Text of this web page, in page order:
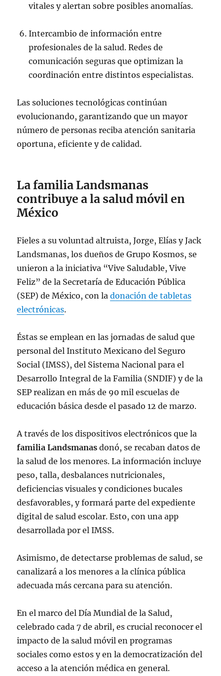
vitales y alertan sobre posibles anomalías.
Intercambio de información entre
profesionales de la salud. Redes de
comunicación seguras que optimizan la
coordinación entre distintos especialistas.
Las soluciones tecnológicas continúan
evolucionando, garantizando que un mayor
número de personas reciba atención sanitaria
oportuna, eficiente y de calidad.
La familia Landsmanas
contribuye a la salud móvil en
México
Fieles a su voluntad altruista, Jorge, Elías y Jack
Landsmanas, los dueños de Grupo Kosmos, se
unieron a la iniciativa “Vive Saludable, Vive
Feliz” de la Secretaría de Educación Pública
(SEP) de México, con ladonación de tabletas
electrónicas.
Éstas se emplean en las jornadas de salud que
personal del Instituto Mexicano del Seguro
Social (IMSS), del Sistema Nacional para el
Desarrollo Integral de la Familia (SNDIF) y de la
SEP realizan en más de 90 mil escuelas de
educación básica desde el pasado 12 de marzo.
A través de los dispositivos electrónicos que la
familia Landsmanas donó, se recaban datos de
la salud de los menores. La información incluye
peso, talla, desbalances nutricionales,
deficiencias visuales y condiciones bucales
desfavorables, y formará parte del expediente
digital de salud escolar. Esto, con una app
desarrollada por el IMSS.
Asimismo, de detectarse problemas de salud, se
canalizará a los menores a la clínica pública
adecuada más cercana para su atención.
En el marco del Día Mundial de la Salud,
celebrado cada 7 de abril, es crucial reconocer el
impacto de la salud móvil en programas
sociales como estos y en la democratización del
acceso a la atención médica en general.